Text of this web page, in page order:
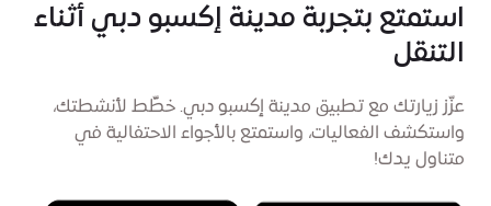
استمتع بتجربة مدينة إكسبو دبي أثناء
التنقل
عزّز زيارتك مع تطبيق مدينة إكسبو دبي. خطِّط لأنشطتك،
واستكشف الفعاليات، واستمتع بالأجواء الاحتفالية في
متناول يدك!